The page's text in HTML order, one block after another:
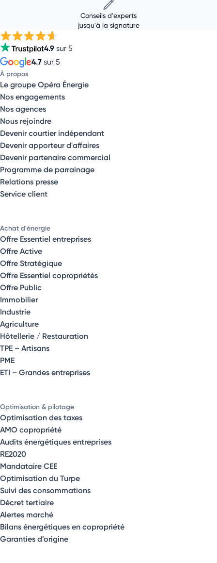
Conseils d'experts
jusqu'à la signature
4.9 sur 5
4.7 sur 5
À propos
Le groupe Opéra Énergie
Nos engagements
Nos agences
Nous rejoindre
Devenir courtier indépendant
Devenir apporteur d'affaires
Devenir partenaire commercial
Programme de parrainage
Relations presse
Service client
Achat d'énergie
Offre Essentiel entreprises
Offre Active
Offre Stratégique
Offre Essentiel copropriétés
Offre Public
Immobilier
Industrie
Agriculture
Hôtellerie / Restauration
TPE – Artisans
PME
ETI – Grandes entreprises
Optimisation & pilotage
Optimisation des taxes
AMO copropriété
Audits énergétiques entreprises
RE2020
Mandataire CEE
Optimisation du Turpe
Suivi des consommations
Décret tertiaire
Alertes marché
Bilans énergétiques en copropriété
Garanties d’origine